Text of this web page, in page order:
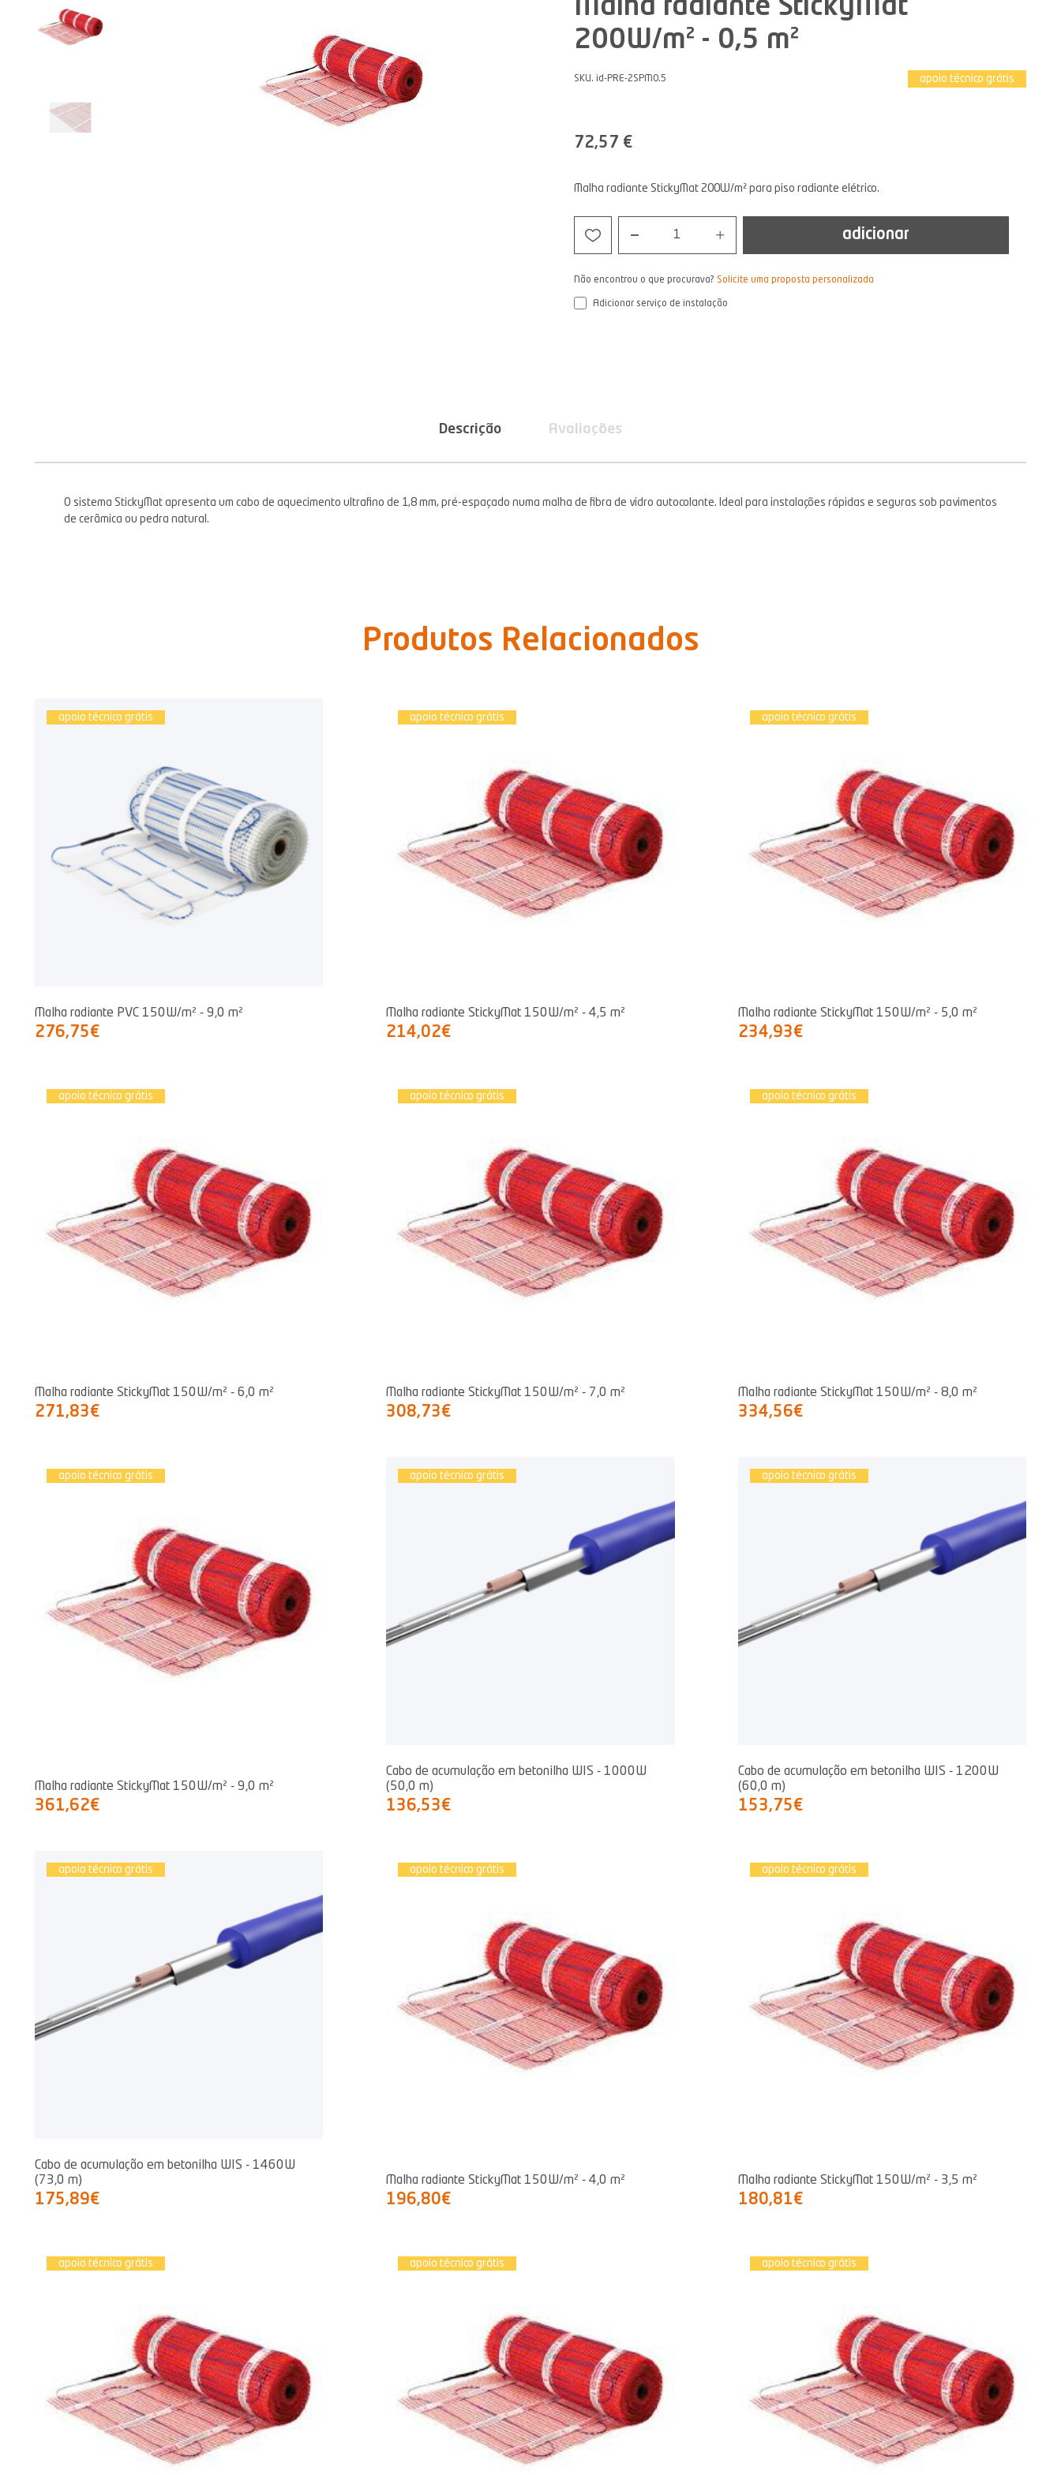
Malha radiante StickyMat
200W/m² - 0,5 m²
SKU. id-PRE-2SPM0.5 apoio técnico grátis
72,57 €
Malha radiante StickyMat 200W/m² para piso radiante elétrico.
1 adicionar
Não encontrou o que procurava? Solicite uma proposta personalizada
Adicionar serviço de instalação
Descrição Avaliações
O sistema StickyMat apresenta um cabo de aquecimento ultrafino de 1,8 mm, pré-espaçado numa malha de fibra de vidro autocolante. Ideal para instalações rápidas e seguras sob pavimentos
de cerâmica ou pedra natural.
Produtos Relacionados
apoio técnico grátis
Malha radiante PVC 150W/m² - 9,0 m²
276,75€
apoio técnico grátis
Malha radiante StickyMat 150W/m² - 4,5 m²
214,02€
apoio técnico grátis
Malha radiante StickyMat 150W/m² - 5,0 m²
234,93€
apoio técnico grátis
Malha radiante StickyMat 150W/m² - 6,0 m²
271,83€
apoio técnico grátis
Malha radiante StickyMat 150W/m² - 7,0 m²
308,73€
apoio técnico grátis
Malha radiante StickyMat 150W/m² - 8,0 m²
334,56€
apoio técnico grátis
Malha radiante StickyMat 150W/m² - 9,0 m²
361,62€
apoio técnico grátis
Cabo de acumulação em betonilha WIS - 1000W
(50,0 m)
136,53€
apoio técnico grátis
Cabo de acumulação em betonilha WIS - 1200W
(60,0 m)
153,75€
apoio técnico grátis
Cabo de acumulação em betonilha WIS - 1460W
(73,0 m)
175,89€
apoio técnico grátis
Malha radiante StickyMat 150W/m² - 4,0 m²
196,80€
apoio técnico grátis
Malha radiante StickyMat 150W/m² - 3,5 m²
180,81€
apoio técnico grátis apoio técnico grátis apoio técnico grátis